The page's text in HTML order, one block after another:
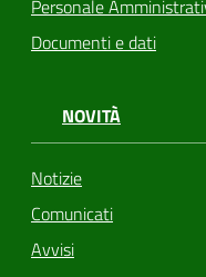
Personale
Documenti e dati
NOVITÀ
Notizie
Comunicati
Avvisi